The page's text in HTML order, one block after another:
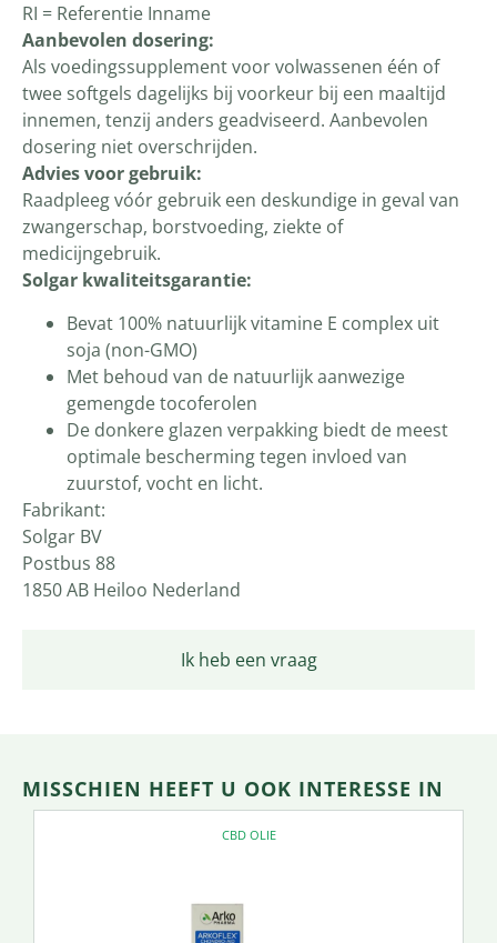
Ik heb een vraag
RI = Referentie Inname
Aanbevolen dosering:
Als voedingssupplement voor volwassenen één of
twee softgels dagelijks bij voorkeur bij een maaltijd
innemen, tenzij anders geadviseerd. Aanbevolen
dosering niet overschrijden.
Advies voor gebruik:
Raadpleeg vóór gebruik een deskundige in geval van
zwangerschap, borstvoeding, ziekte of
medicijngebruik.
Solgar kwaliteitsgarantie:
Bevat 100% natuurlijk vitamine E complex uit
soja (non-GMO)
Met behoud van de natuurlijk aanwezige
gemengde tocoferolen
De donkere glazen verpakking biedt de meest
optimale bescherming tegen invloed van
zuurstof, vocht en licht.
Fabrikant:
Solgar BV
Postbus 88
1850 AB Heiloo Nederland
MISSCHIEN HEEFT U OOK INTERESSE IN
CBD OLIE